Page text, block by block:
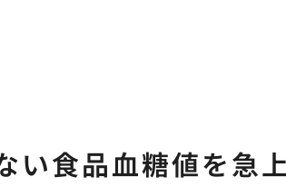
い食品血糖値を急